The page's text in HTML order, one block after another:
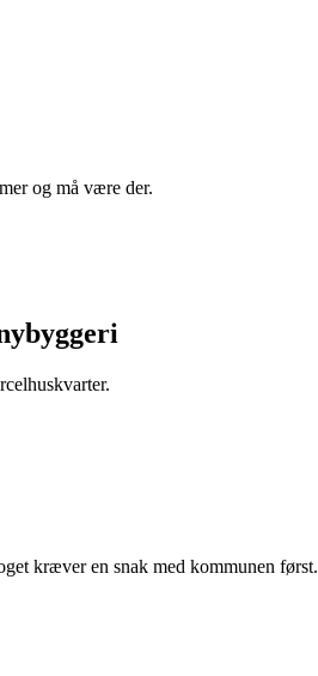
og må være der.
kræver en snak med kommunen først.